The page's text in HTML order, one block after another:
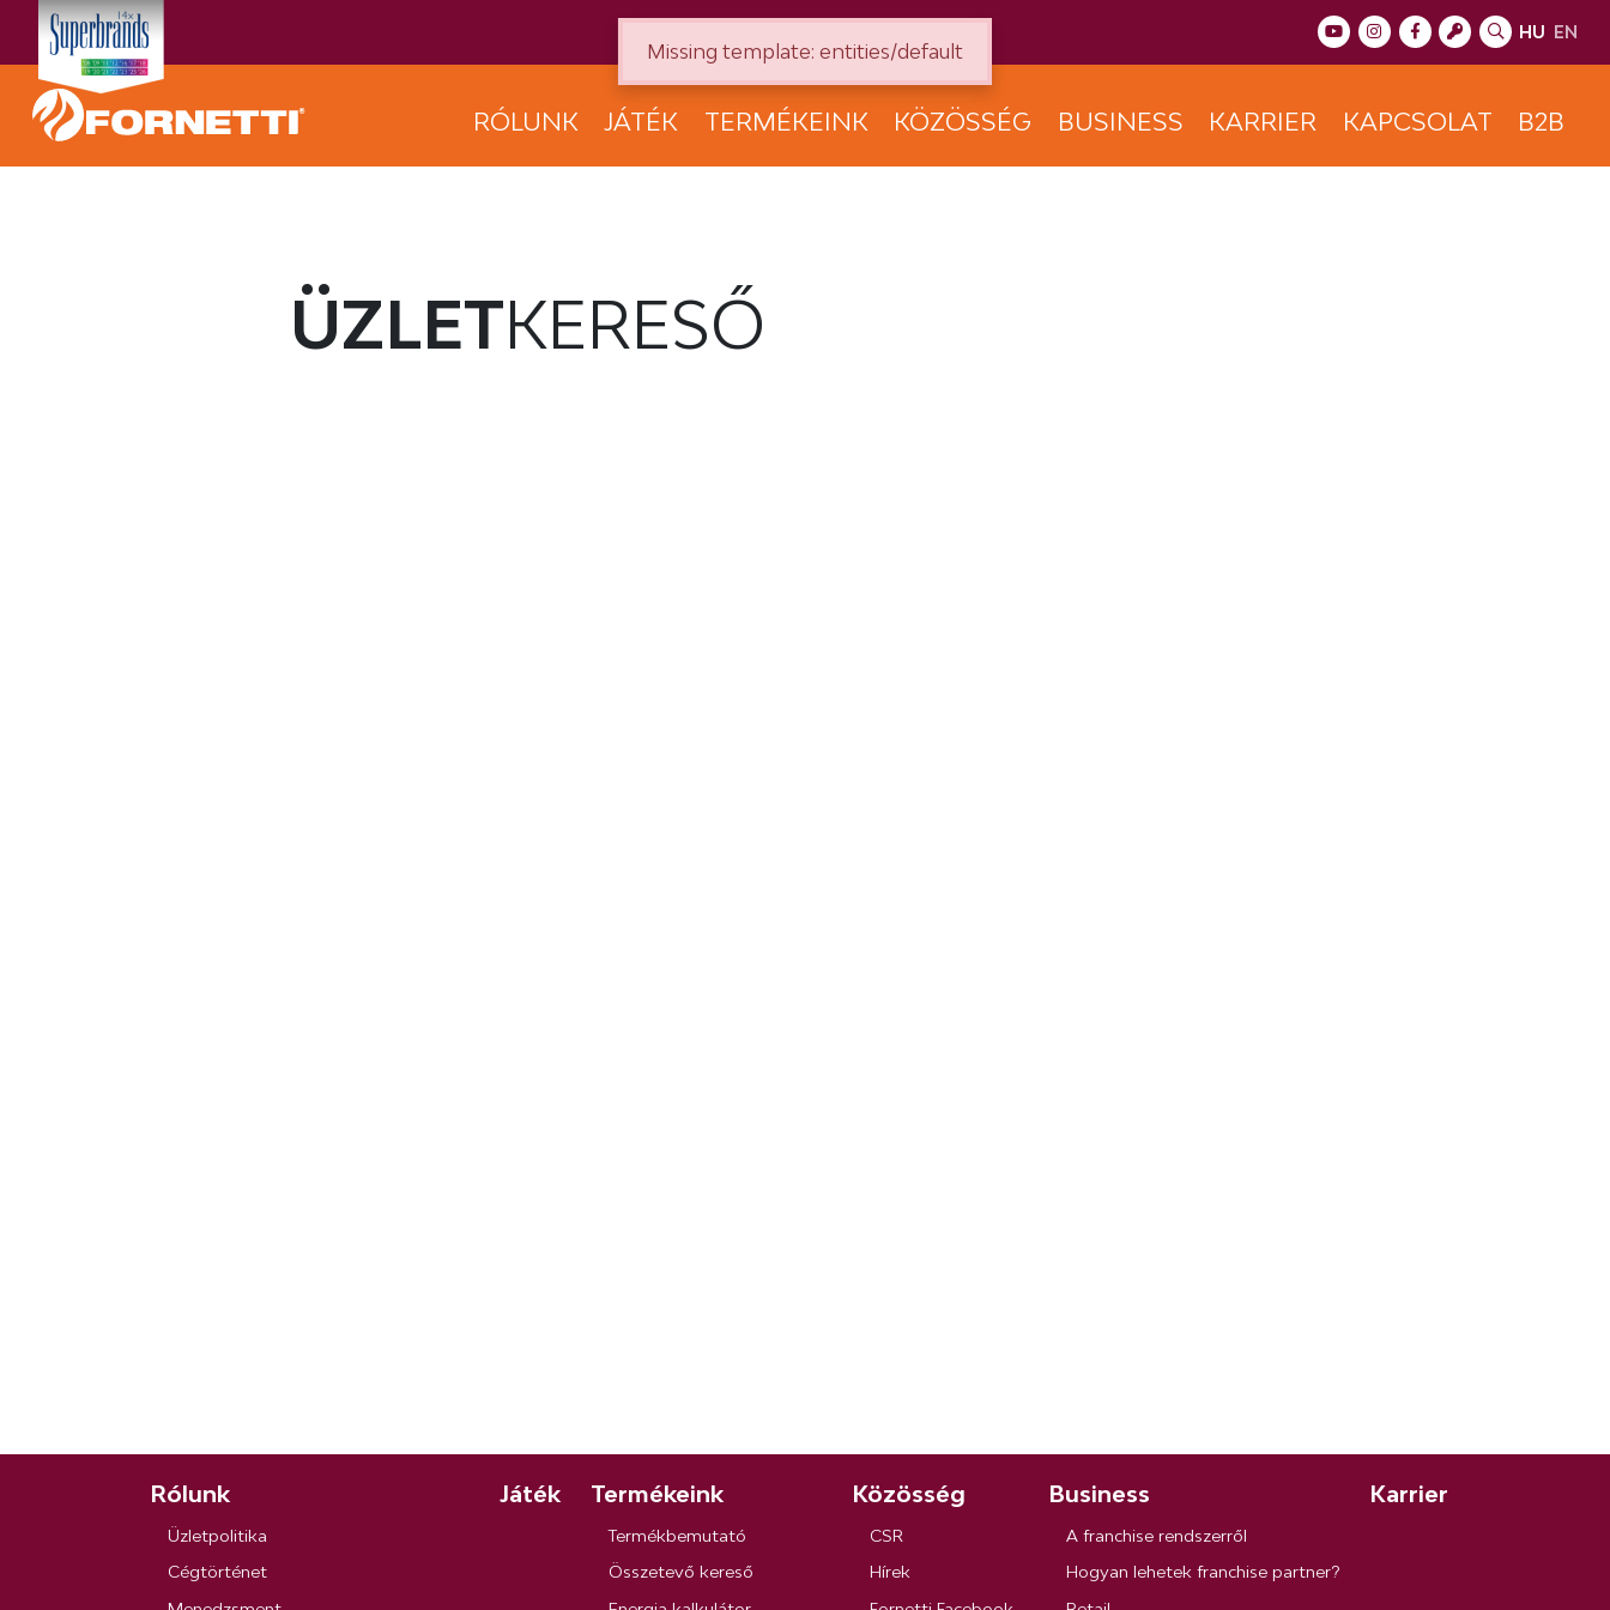
HU EN
RÓLUNK JÁTÉK TERMÉKEINK KÖZÖSSÉG BUSINESS KARRIER KAPCSOLAT B2B
ÜZLETKERESŐ
Rólunk
Üzletpolitika
Cégtörténet
Játék Termékeink
Termékbemutató
Összetevő kereső
Közösség
CSR
Hírek
Business
A franchise rendszerről
Hogyan lehetek franchise partner?
Karrier
Missing template: entities/default